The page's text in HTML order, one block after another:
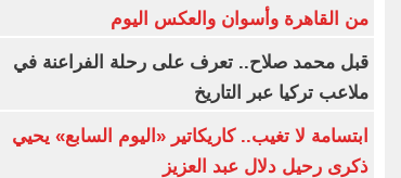
من القاهرة وأسوان والعكس اليوم
قبل محمد صلاح.. تعرف على رحلة الفراعنة في
ملاعب تركيا عبر التاريخ
ابتسامة لا تغيب.. كاريكاتير «اليوم السابع» يحيي
ذكرى رحيل دلال عبد العزيز